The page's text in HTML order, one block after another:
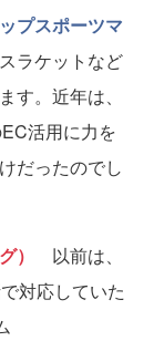
プスポーツマ
ラケットなど
す。近年は、
活用に力を
だったのでし
）
以前は、
対応していた